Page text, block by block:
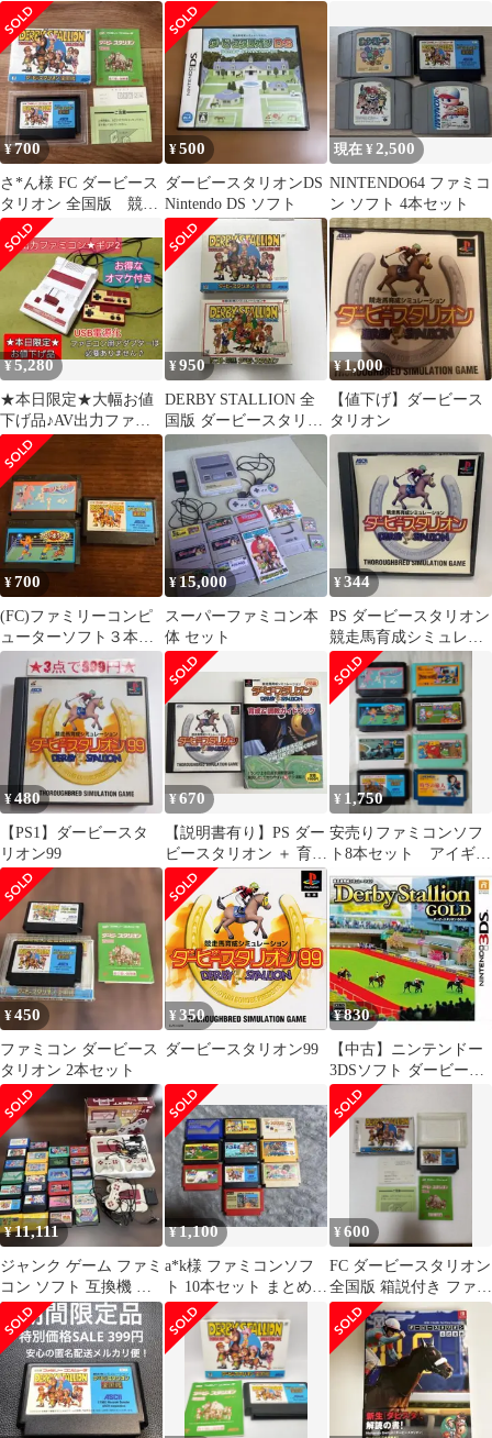
PlayStation ソフト
¥700
さ*ん様 FC ダービース
タリオン 全国版 競走
馬シミュレーション
ファミコン
¥500
ダービースタリオンDS
Nintendo DS ソフト
現在 ¥ 2,500
NINTENDO64 ファミコ
ン ソフト 4本セット
¥5,280
★本日限定★大幅お値
下げ品♪AV出力ファミ
コン♪お得なオマケ付！
24時間以内発送
¥950
DERBY STALLION 全
国版 ダービースタリオ
ン ソフト 2個
¥1,000
【値下げ】ダービース
タリオン
¥700
(FC)ファミリーコンピ
ューターソフト３本セ
ット⑨
¥15,000
スーパーファミコン本
体 セット
¥344
PS ダービースタリオン
競走馬育成シミュレー
ション SLPS 00777
¥480
【PS1】ダービースタ
リオン99
¥670
【説明書有り】PS ダー
ビースタリオン ＋ 育成
＆調教ガイドブックセ
ット
¥ 1,750
安売りファミコンソフ
ト8本セット アイギー
ナの予言、時空の旅人
など
¥450
ファミコン ダービース
タリオン 2本セット
¥350
ダービースタリオン99
¥830
【中古】ニンテンドー
3DSソフト ダービース
タリオンGOLD
¥11,111
ジャンク ゲーム ファミ
コン ソフト 互換機 本
体 セット まとめ売り
¥1,100
a*k様 ファミコンソフ
ト 10本セット まとめ売
り
¥600
FC ダービースタリオン
全国版 箱説付き ファミ
コン ソフト